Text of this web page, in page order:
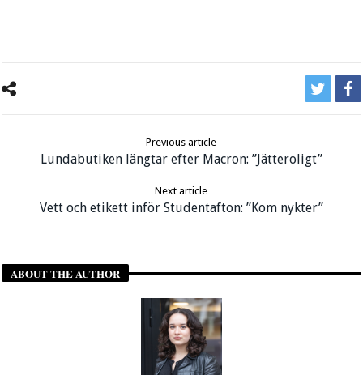
Previous article
Lundabutiken längtar efter Macron: ”Jätteroligt”
Next article
Vett och etikett inför Studentafton: ”Kom nykter”
ABOUT THE AUTHOR